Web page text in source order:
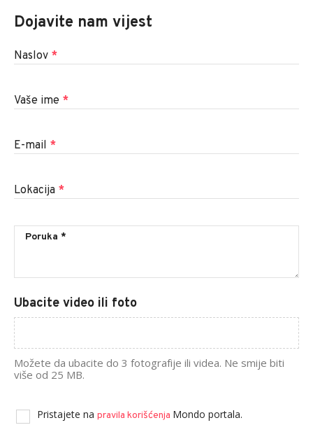
Dojavite nam vijest
Naslov *
Vaše ime *
E-mail *
Lokacija *
Ubacite video ili foto
Možete da ubacite do 3 fotografije ili videa. Ne smije biti
više od 25 MB.
Pristajete na pravila korišćenja Mondo portala.